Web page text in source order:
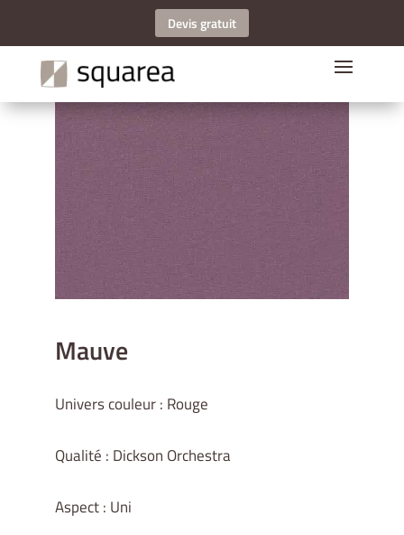
Devis gratuit
Mauve
Univers couleur : Rouge
Qualité : Dickson Orchestra
Aspect : Uni